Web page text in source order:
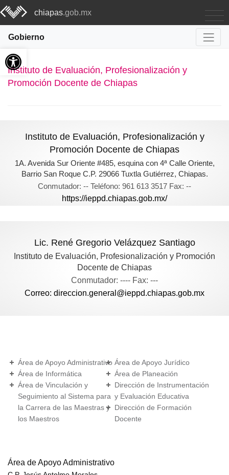
chiapas.gob.mx
Gobierno
Abrir barra de herramientas
Instituto de Evaluación, Profesionalización y
Promoción Docente de Chiapas
Instituto de Evaluación, Profesionalización y
Promoción Docente de Chiapas
1A. Avenida Sur Oriente #485, esquina con 4ª Calle Oriente,
Barrio San Roque C.P. 29066 Tuxtla Gutiérrez, Chiapas.
Conmutador: -- Teléfono: 961 613 3517 Fax: --
https://ieppd.chiapas.gob.mx/
Lic. René Gregorio Velázquez Santiago
Instituto de Evaluación, Profesionalización y Promoción
Docente de Chiapas
Conmutador: ---- Fax: ---
Correo: direccion.general@ieppd.chiapas.gob.mx
Área de Apoyo Administrativo Área de Apoyo Jurídico
Área de Informática
Área de Planeación
Área de Vinculación y
Seguimiento al Sistema para
la Carrera de las Maestras y
los Maestros
Dirección de Instrumentación
y Evaluación Educativa
Dirección de Formación
Docente
Área de Apoyo Administrativo